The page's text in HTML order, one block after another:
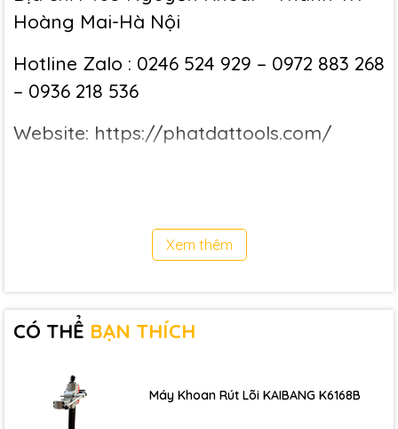
Hoàng Mai-Hà Nội
Hotline Zalo : 0246 524 929 – 0972 883 268
– 0936 218 536
Website: https://phatdattools.com/
Email: Phatdattools@gmail.com
khách vui long click tạiĐây
Dưới đây là một số hình ảnh của
nén khí QUANYOU QY10L:
Xem thêm
CÓ THỂ BẠN THÍCH
Máy Khoan Rút Lõi KAIBANG K6168B